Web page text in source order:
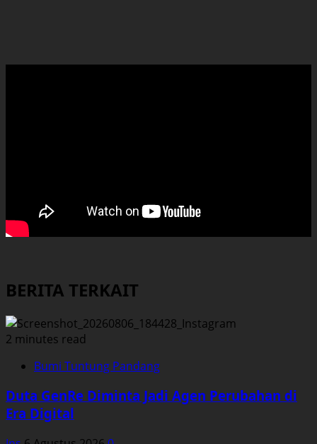
BERITA TERKAIT
2 minutes read
Bumi Tuntung Pandang
Duta GenRe Diminta Jadi Agen Perubahan di
Era Digital